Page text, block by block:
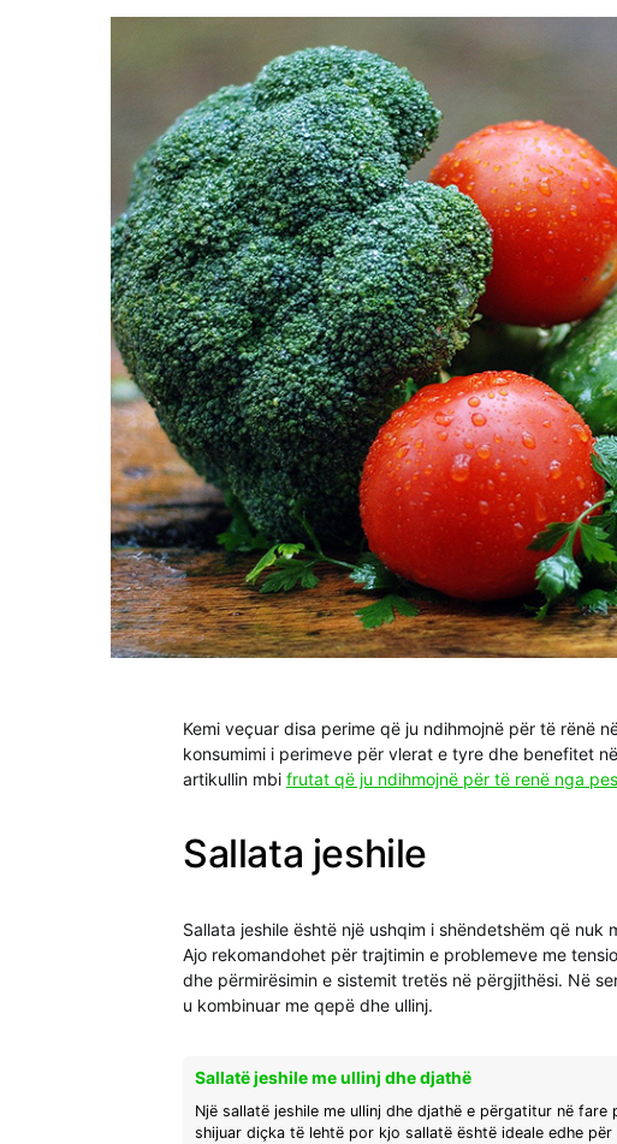
Kemi veçuar disa perime që ju ndihmojnë për të rënë
konsumimi i perimeve për vlerat e tyre dhe benefitet
artikullin mbi frutat që ju ndihmojnë për të renë nga
Sallata jeshile
Sallata jeshile është një ushqim i shëndetshëm që
Ajo rekomandohet për trajtimin e problemeve me
dhe përmirësimin e sistemit tretës në përgjithësi. Në
u kombinuar me qepë dhe ullinj.
Sallatë jeshile me ullinj dhe djathë
Një sallatë jeshile me ullinj dhe djathë e përgatitur në
shijuar diçka të lehtë por kjo sallatë është ideale edhe